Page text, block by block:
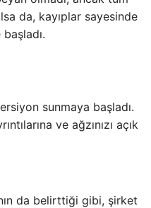
da, kayıplar sayesinde
sunmaya başladı.
ve ağzınızı açık
da belirttiği gibi, şirket